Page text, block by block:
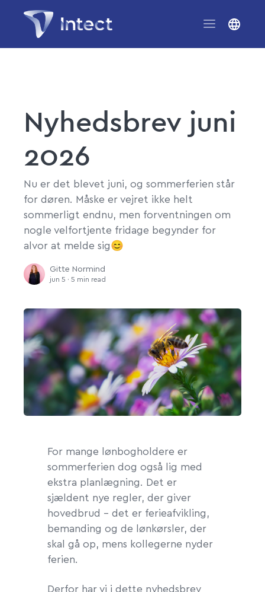
Nyhedsbrev juni
2026
Nu er det blevet juni, og sommerferien står
for døren. Måske er vejret ikke helt
sommerligt endnu, men forventningen om
nogle velfortjente fridage begynder for
alvor at melde sig😊
Gitte Normind
jun 5 · 5 min read
For mange lønbogholdere er
sommerferien dog også lig med
ekstra planlægning. Det er
sjældent nye regler, der giver
hovedbrud – det er ferieafvikling,
bemanding og de lønkørsler, der
skal gå op, mens kollegerne nyder
ferien.
Derfor har vi i dette nyhedsbrev